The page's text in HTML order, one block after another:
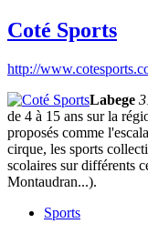
Coté Sports
http://
Labege
de 4 à 15 ans sur la
proposés comme
cirque, les sports
scolaires sur différents
Montaudran...).
Sports